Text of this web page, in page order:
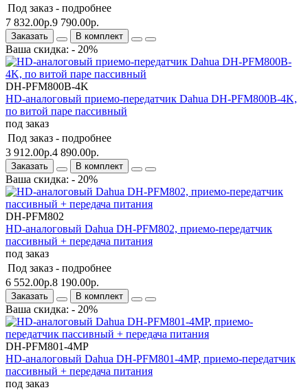
Под заказ - подробнее
7 832.00р.9 790.00р.
Заказать В комплект
Ваша скидка: - 20%
DH-PFM800B-4K
HD-аналоговый приемо-передатчик Dahua DH-PFM800B-4K,
по витой паре пассивный
под заказ
Под заказ - подробнее
3 912.00р.4 890.00р.
Заказать В комплект
Ваша скидка: - 20%
DH-PFM802
HD-аналоговый Dahua DH-PFM802, приемо-передатчик
пассивный + передача питания
под заказ
Под заказ - подробнее
6 552.00р.8 190.00р.
Заказать В комплект
Ваша скидка: - 20%
DH-PFM801-4MP
HD-аналоговый Dahua DH-PFM801-4MP, приемо-передатчик
пассивный + передача питания
под заказ